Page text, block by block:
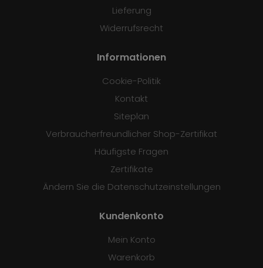
Lieferung
Widerrufsrecht
Informationen
Cookie-Politik
Kontakt
Siteplan
Verbraucherfreundlicher Shop-Zertifikat
Häufigste Fragen
Zertifikate
Ändern Sie die Datenschutzeinstellungen
Kundenkonto
Mein Konto
Warenkorb